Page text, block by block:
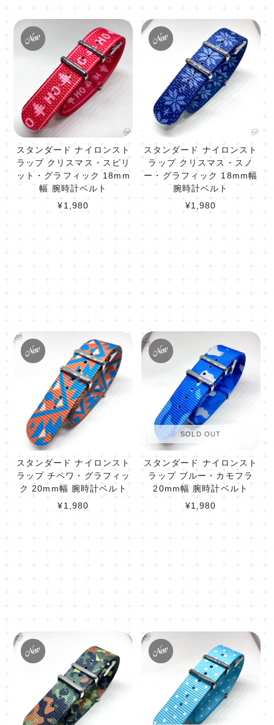
スタンダード ナイロンスト
ラップ クリスマス・スピリ
ット・グラフィック 18mm
幅 腕時計ベルト
¥1,980
スタンダード ナイロンスト
ラップ クリスマス・スノ
ー・グラフィック 18mm幅
腕時計ベルト
¥1,980
スタンダード ナイロンスト
ラップ チペワ・グラフィッ
ク 20mm幅 腕時計ベルト
¥1,980
SOLD OUT
スタンダード ナイロンスト
ラップ ブルー・カモフラ
20mm幅 腕時計ベルト
¥1,980